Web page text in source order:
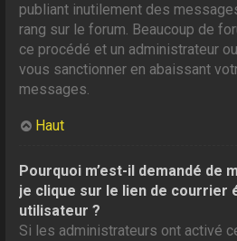
publiant inutilement des
rang sur le forum. Beaucoup de
ce procédé et un administrateur
vous sanctionner en abaissant
messages.
Haut
Pourquoi m’est-il demandé de
je clique sur le lien de courrier
utilisateur ?
Si les administrateurs ont activé